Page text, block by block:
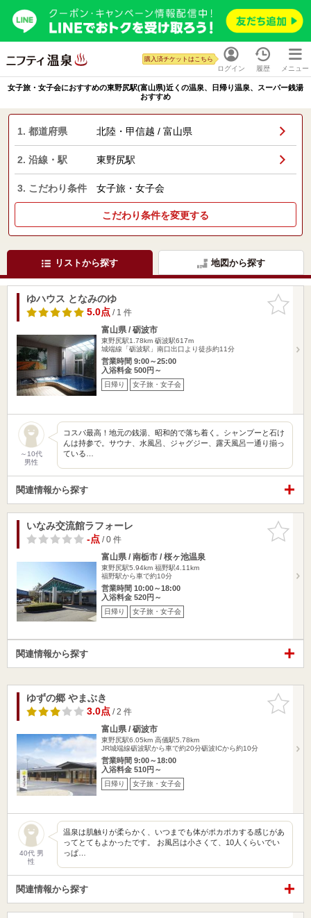
ログイン
購入済チケットはこちら
履歴 メニュー
女子旅・女子会におすすめの東野尻駅(富山県)近くの温泉、日帰り温泉、スーパー銭湯
おすすめ
1. 都道府県 北陸・甲信越 / 富山県
2. 沿線・駅 東野尻駅
3. こだわり条件 女子旅・女子会
こだわり条件を変更する
リストから探す 地図から探す
お気に入
りに追加
ゆハウス となみのゆ
5.0点/ 1 件
富山県 / 砺波市
東野尻駅1.78km 砺波駅617m
城端線「砺波駅」南口出口より徒歩約11分
営業時間 9:00～25:00
入浴料金 500円～
日帰り 女子旅・女子会
～10代
男性
コスパ最高！地元の銭湯、昭和的で落ち着く。シャンプーと石け
んは持参で。サウナ、水風呂、ジャグジー、露天風呂一通り揃っ
ている…
関連情報から探す
お気に入
りに追加
いなみ交流館ラフォーレ
-点/ 0 件
富山県 / 南栃市 / 桜ヶ池温泉
東野尻駅5.94km 福野駅4.11km
福野駅から車で約10分
営業時間 10:00～18:00
入浴料金 520円～
日帰り 女子旅・女子会
関連情報から探す
お気に入
りに追加
ゆずの郷 やまぶき
3.0点/ 2 件
富山県 / 砺波市
東野尻駅6.05km 高儀駅5.78km
JR城端線砺波駅から車で約20分砺波ICから約10分
営業時間 9:00～18:00
入浴料金 510円～
日帰り 女子旅・女子会
40代 男
性
温泉は肌触りが柔らかく、いつまでも体がポカポカする感じがあ
ってとてもよかったです。 お風呂は小さくて、10人くらいでい
っぱ…
関連情報から探す